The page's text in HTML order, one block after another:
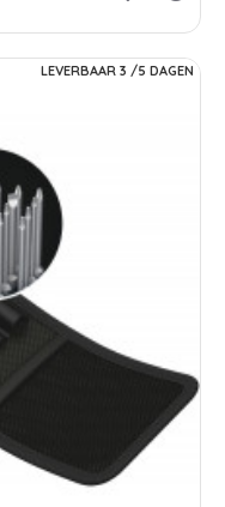
LEVERBAAR 3 /5 DAGEN